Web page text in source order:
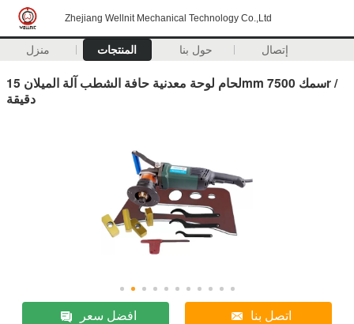
Zhejiang Wellnit Mechanical Technology Co.,Ltd
منزل المنتجات حول بنا إتصال
لحام لوحة معدنية حافة الشطب آلة الميلان 15mm سمك 7500r /
دقيقة
افضل سعر اتصل بنا